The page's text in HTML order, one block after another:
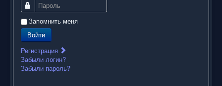
Пароль
Запомнить меня
Войти
Регистрация
Забыли логин?
Забыли пароль?